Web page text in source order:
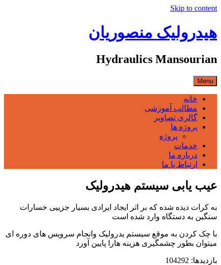
Skip to content
هیدرولیک منصوریان
Hydraulics Mansourian
Menu
خانه
مطالب آموزشی
گالری تصاویر
پروژه ها
پروژه
خدمات
درباره ما
ارتباط با ما
عیب یابی سیستم هیدرولیک
به کرات دیده شده که بر اثر ایجاد ایرادی بسیار جزییی خسارات
سنگین به دستگاه وارد شده است
با چک کردن به موقع سیستم یدرولیک وانجام سرویس های دوره ای
میتوان بطور چشمگیری هزینه هارا پایین آورد
بازدیدها: 104292